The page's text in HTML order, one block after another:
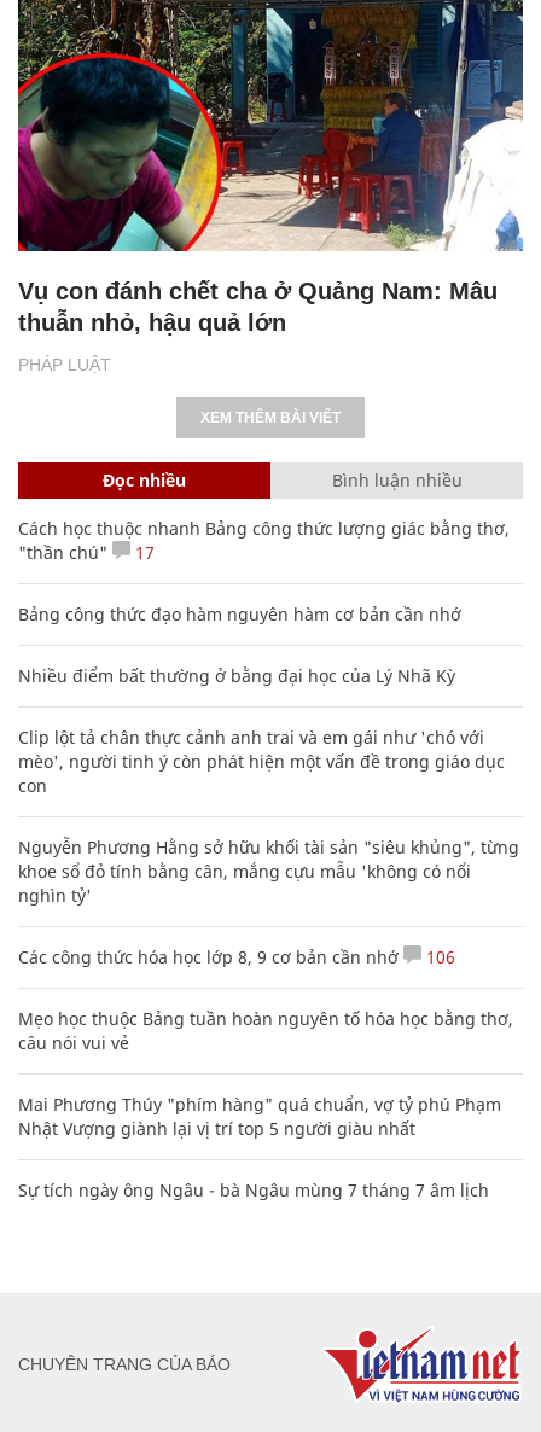
PHÁP LUẬT
Vụ con đánh chết cha ở Quảng Nam: Mâu
thuẫn nhỏ, hậu quả lớn
XEM THÊM BÀI VIẾT
Đọc nhiều Bình luận nhiều
Cách học thuộc nhanh Bảng công thức lượng giác bằng thơ,
"thần chú"
17
Bảng công thức đạo hàm nguyên hàm cơ bản cần nhớ
Nhiều điểm bất thường ở bằng đại học của Lý Nhã Kỳ
Clip lột tả chân thực cảnh anh trai và em gái như 'chó với
mèo', người tinh ý còn phát hiện một vấn đề trong giáo dục
con
Nguyễn Phương Hằng sở hữu khối tài sản "siêu khủng", từng
khoe sổ đỏ tính bằng cân, mắng cựu mẫu 'không có nổi
nghìn tỷ'
Các công thức hóa học lớp 8, 9 cơ bản cần nhớ 106
Mẹo học thuộc Bảng tuần hoàn nguyên tố hóa học bằng thơ,
câu nói vui vẻ
Mai Phương Thúy "phím hàng" quá chuẩn, vợ tỷ phú Phạm
Nhật Vượng giành lại vị trí top 5 người giàu nhất
Sự tích ngày ông Ngâu - bà Ngâu mùng 7 tháng 7 âm lịch
CHUYÊN TRANG CỦA BÁO